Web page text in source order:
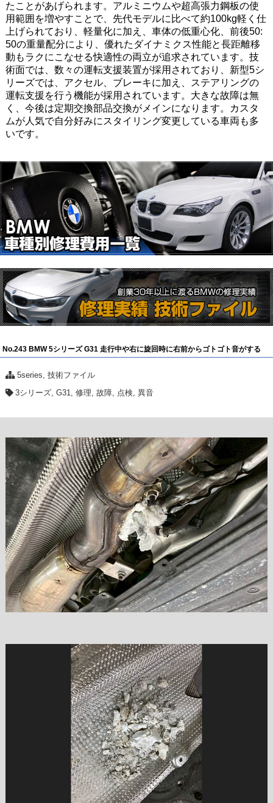
たことがあげられます。アルミニウムや超高張力鋼板の使
用範囲を増やすことで、先代モデルに比べて約100kg軽く仕
上げられており、軽量化に加え、車体の低重心化、前後50:
50の重量配分により、優れたダイナミクス性能と長距離移
動もラクにこなせる快適性の両立が追求されています。技
術面では、数々の運転支援装置が採用されており、新型5シ
リーズでは、アクセル、ブレーキに加え、ステアリングの
運転支援を行う機能が採用されています。大きな故障は無
く、今後は定期交換部品交換がメインになります。カスタ
ムが人気で自分好みにスタイリング変更している車両も多
いです。
No.243 BMW 5シリーズ G31 走行中や右に旋回時に右前からゴトゴト音がする
5series ,技術ファイル
3シリーズ,G31,修理,故障, 点検,異音